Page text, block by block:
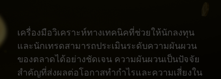
เครื่องมือวิเคราะห์ทางเทคนิคที่ช่วยให้นักลงทุน
และนักเทรดสามารถประเมินระดับความผันผวน
ของตลาดได้อย่างชัดเจน ความผันผวนเป็นปัจจัย
สำคัญที่ส่งผลต่อโอกาสทำกำไรและความเสี่ยงใน